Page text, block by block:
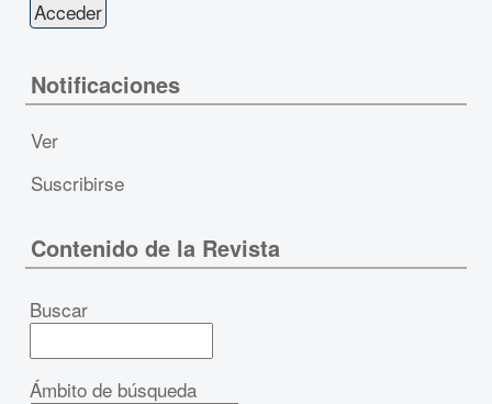
Notificaciones
Ver
Suscribirse
Contenido de la Revista
Buscar
Ámbito de búsqueda